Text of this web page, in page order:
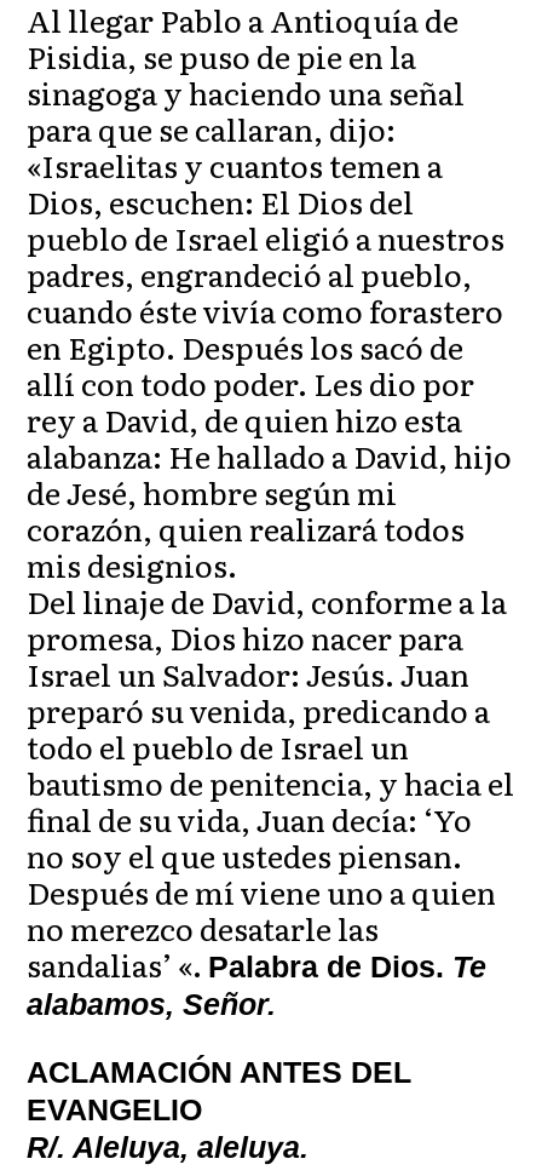
Al llegar Pablo a Antioquía de
Pisidia, se puso de pie en la
sinagoga y haciendo una señal
para que se callaran, dijo:
«Israelitas y cuantos temen a
Dios, escuchen: El Dios del
pueblo de Israel eligió a nuestros
padres, engrandeció al pueblo,
cuando éste vivía como forastero
en Egipto. Después los sacó de
allí con todo poder. Les dio por
rey a David, de quien hizo esta
alabanza: He hallado a David, hijo
de Jesé, hombre según mi
corazón, quien realizará todos
mis designios.
Del linaje de David, conforme a la
promesa, Dios hizo nacer para
Israel un Salvador: Jesús. Juan
preparó su venida, predicando a
todo el pueblo de Israel un
bautismo de penitencia, y hacia el
final de su vida, Juan decía: ‘Yo
no soy el que ustedes piensan.
Después de mí viene uno a quien
no merezco desatarle las
sandalias’ «. Palabra de Dios. Te
alabamos, Señor.
ACLAMACIÓN ANTES DEL
EVANGELIO
R/. Aleluya, aleluya.